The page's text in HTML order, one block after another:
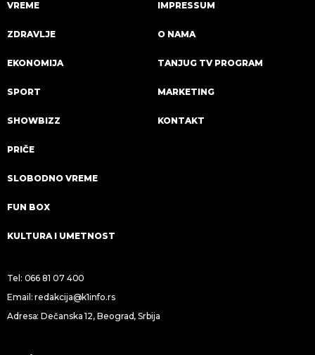
VREME
ZDRAVLJE
EKONOMIJA
SPORT
SHOWBIZZ
PRIČE
SLOBODNO VREME
FUN BOX
KULTURA I UMETNOST
IMPRESSUM
O NAMA
TANJUG TV PROGRAM
MARKETING
KONTAKT
Tel: 066 81 07 400
Email:redakcija@k1info.rs
Adresa: Dečanska 12, Beograd, Srbija